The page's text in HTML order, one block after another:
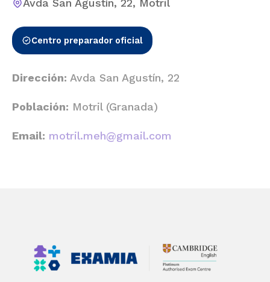
Avda San Agustín, 22, Motril
Centro preparador oficial
Dirección: Avda San Agustín, 22
Población: Motril (Granada)
Email: motril.meh@gmail.com